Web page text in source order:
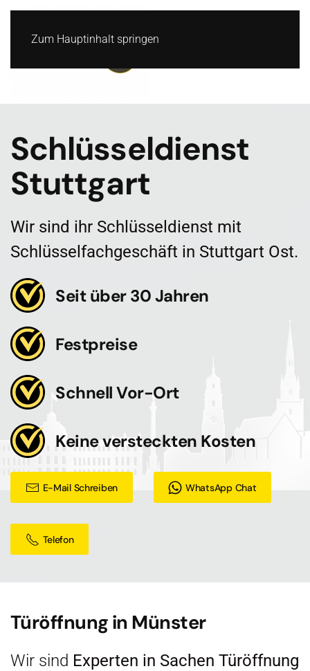
Zum Hauptinhalt springen
Schlüsseldienst
Stuttgart
Wir sind ihr Schlüsseldienst mit
Schlüsselfachgeschäft in Stuttgart Ost.
Seit über 30 Jahren
Festpreise
Schnell Vor-Ort
Keine versteckten Kosten
E-Mail Schreiben WhatsApp Chat
Telefon
Türöffnung in Münster
Wir sind Experten in Sachen Türöffnung